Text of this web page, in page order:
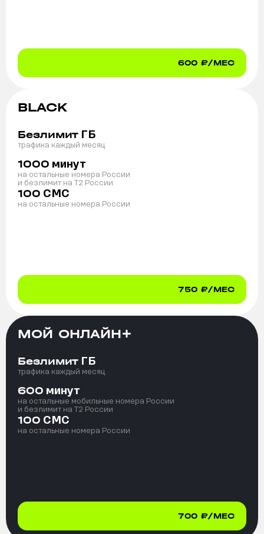
600 ₽/МЕС
BLACK
Безлимит ГБ
трафика каждый месяц
1000 минут
на остальные номера России
и безлимит на T2 России
100 СМС
на остальные номера России
750 ₽/МЕС
МОЙ ОНЛАЙН+
Безлимит ГБ
трафика каждый месяц
600 минут
на остальные мобильные номера России
и безлимит на T2 России
100 СМС
на остальные номера России
700 ₽/МЕС